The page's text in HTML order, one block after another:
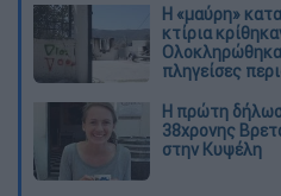
Η «μαύρη»
κτίρια
πληγείσες
Η πρώτη
38χρονης
στην Κυψέλη